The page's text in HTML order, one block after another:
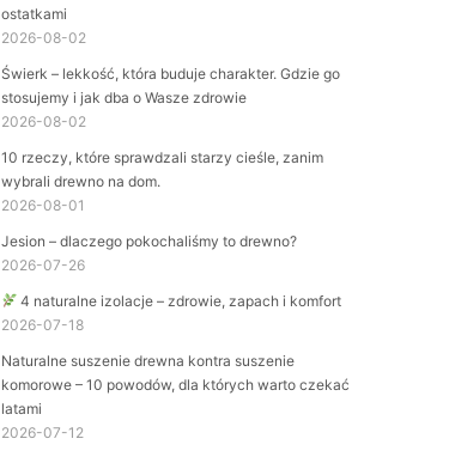
ostatkami
2026-08-02
Świerk – lekkość, która buduje charakter. Gdzie go
stosujemy i jak dba o Wasze zdrowie
2026-08-02
10 rzeczy, które sprawdzali starzy cieśle, zanim
wybrali drewno na dom.
2026-08-01
Jesion – dlaczego pokochaliśmy to drewno?
2026-07-26
4 naturalne izolacje – zdrowie, zapach i komfort
2026-07-18
Naturalne suszenie drewna kontra suszenie
komorowe – 10 powodów, dla których warto czekać
latami
2026-07-12